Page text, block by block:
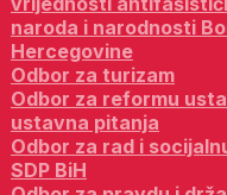
naroda i narodnosti
Hercegovine
Odbor za turizam
Odbor za reformu
ustavna pitanja
Odbor za rad i
SDP BiH